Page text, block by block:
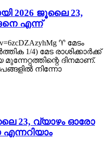
2026 ജൂലൈ 23,
എന്ന്
♈ മേടം
1/4) മേട രാശിക്കാർക്ക്
ദിനമാണ്.
നിന്നോ
23, വ്യാഴം ഓരോ